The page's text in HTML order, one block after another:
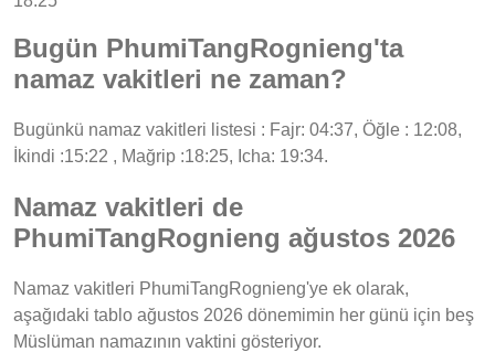
Bugün PhumiTangRognieng'ta
namaz vakitleri ne zaman?
Bugünkü namaz vakitleri listesi : Fajr: 04:37, Öğle : 12:08,
İkindi :15:22 , Mağrip :18:25, Icha: 19:34.
Namaz vakitleri de
PhumiTangRognieng ağustos 2026
Namaz vakitleri PhumiTangRognieng'ye ek olarak,
aşağıdaki tablo ağustos 2026 dönemimin her günü için beş
Müslüman namazının vaktini gösteriyor.